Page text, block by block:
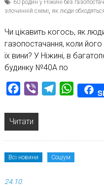
60 родин у Ніжині без
злочинній схемі як люди
Чи цікавить когось, як
газопостачання, коли його
їх вини? У Ніжині, в
будинку №40А по
Facebook
Viber TelegramWhatsApp
Читати
Всі новини Соціум
24.10.